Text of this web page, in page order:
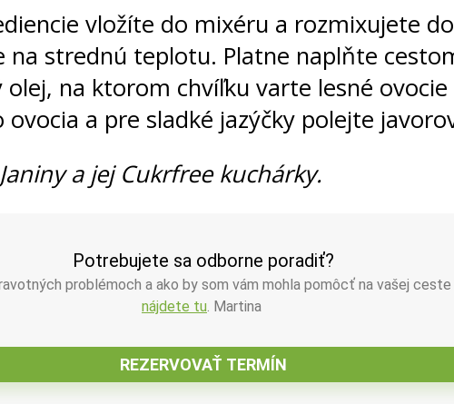
vložíte do mixéru a rozmixujete
strednú teplotu. Platne naplňte
na ktorom chvíľku varte lesné
a pre sladké jazýčky polejte
a jej Cukrfree kuchárky.
Potrebujete sa odborne poradiť?
problémoch a ako by som vám mohla pomôcť na vašej
nájdete tu . Martina